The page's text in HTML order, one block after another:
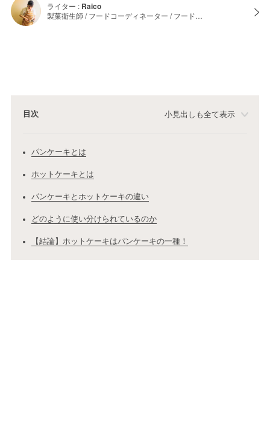
ライター : Raico
製菓衛生師 / フードコーディネーター / フード…
目次 小見出しも全て表示
パンケーキとは
ホットケーキとは
パンケーキとホットケーキの違い
どのように使い分けられているのか
【結論】ホットケーキはパンケーキの一種！